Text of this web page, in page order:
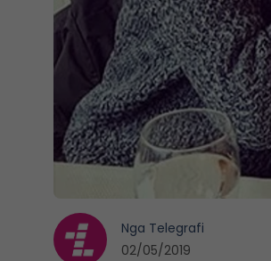
Nga Telegrafi
02/05/2019